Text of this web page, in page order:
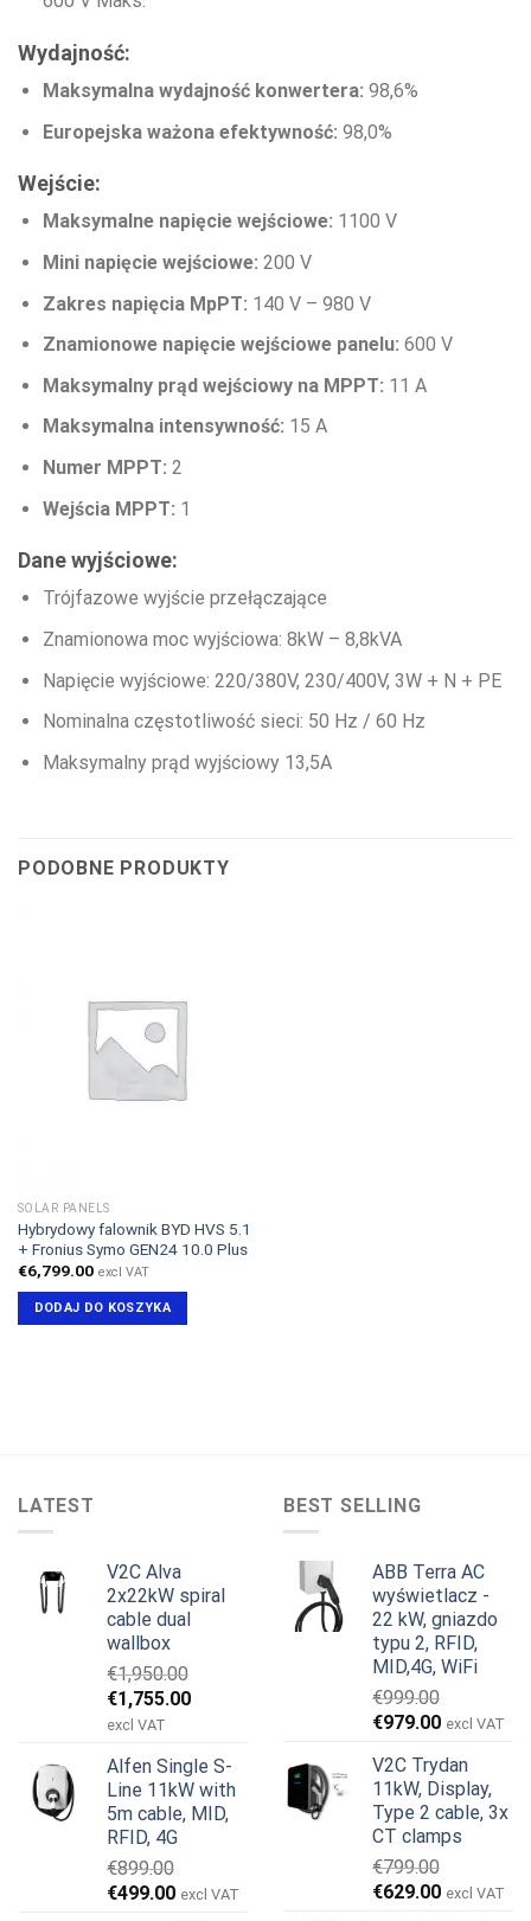
Wydajność:
Maksymalna wydajność konwertera: 98,6%
Europejska ważona efektywność: 98,0%
Wejście:
Maksymalne napięcie wejściowe: 1100 V
Mini napięcie wejściowe: 200 V
Zakres napięcia MpPT: 140 V – 980 V
Znamionowe napięcie wejściowe panelu: 600 V
Maksymalny prąd wejściowy na MPPT: 11 A
Maksymalna intensywność: 15 A
Numer MPPT: 2
Wejścia MPPT: 1
Dane wyjściowe:
Trójfazowe wyjście przełączające
Znamionowa moc wyjściowa: 8kW – 8,8kVA
Napięcie wyjściowe: 220/380V, 230/400V, 3W + N + PE
Nominalna częstotliwość sieci: 50 Hz / 60 Hz
Maksymalny prąd wyjściowy 13,5A
PODOBNE PRODUKTY
SOLAR PANELS
Hybrydowy falownik BYD HVS 5.1
+ Fronius Symo GEN24 10.0 Plus
€6,799.00 excl VAT
DODAJ DO KOSZYKA
LATEST
V2C Alva
2x22kW spiral
cable dual
wallbox
€1,950.00
Pierwotna
cena
€1,950.00.
€1,755.00Aktualna
€1,755.00.
excl VAT
Alfen Single S-
Line 11kW with
5m cable, MID,
RFID, 4G
€899.00
Pierwotna
€499.00Aktualna
excl VAT
BEST SELLING
ABB Terra AC
wyświetlacz -
22 kW, gniazdo
typu 2, RFID,
MID,4G, WiFi
€999.00
Pierwotna
wynosiła:
€999.00.
€979.00Aktualna
wynosi:
€979.00.
excl VAT
V2C Trydan
11kW, Display,
Type 2 cable, 3x
CT clamps
€799.00
Pierwotna
€629.00Aktualna
excl VAT